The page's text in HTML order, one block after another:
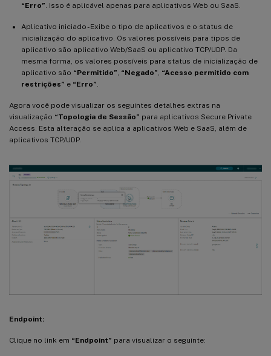
“Erro” . Isso é aplicável apenas para aplicativos Web ou SaaS.
Aplicativo iniciado - Exibe o tipo de aplicativos e o status de
inicialização do aplicativo. Os valores possíveis para tipos de
aplicativo são aplicativo Web/SaaS ou aplicativo TCP/UDP. Da
mesma forma, os valores possíveis para status de inicialização de
aplicativo são “Permitido” “Negado” “Acesso permitido com
restrições” e “Erro”
Agora você pode visualizar os seguintes detalhes extras na
visualização “Topologia de Sessão” para aplicativos Secure Private
Access. Esta alteração se aplica a aplicativos Web e SaaS, além de
aplicativos TCP/UDP.
Endpoint:
Clique no link em “Endpoint” para visualizar o seguinte: